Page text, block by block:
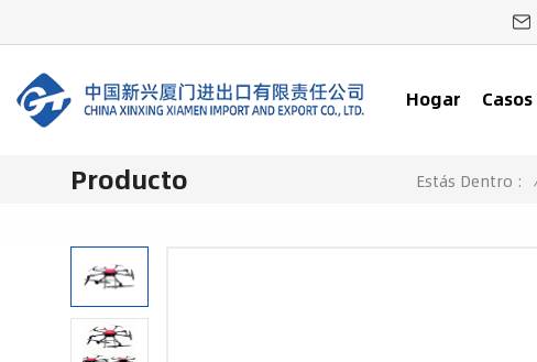
Hogar Casos
Producto Estás Dentro :